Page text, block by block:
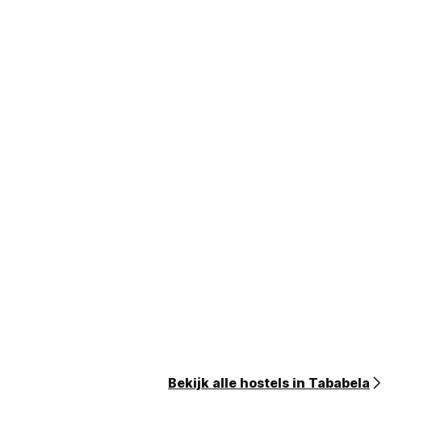
Bekijk alle hostels in Tababela